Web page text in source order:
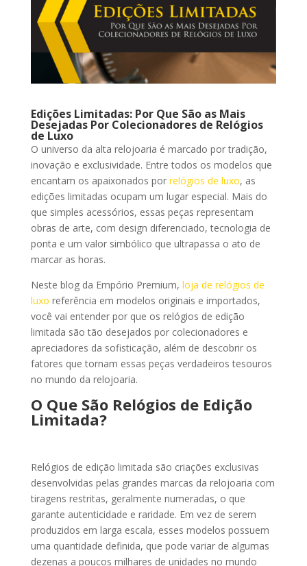
Edições Limitadas: Por Que São as Mais
Desejadas Por Colecionadores de Relógios
de Luxo
O universo da alta relojoaria é marcado por tradição,
inovação e exclusividade. Entre todos os modelos que
encantam os apaixonados por relógios de luxo, as
edições limitadas ocupam um lugar especial. Mais do
que simples acessórios, essas peças representam
obras de arte, com design diferenciado, tecnologia de
ponta e um valor simbólico que ultrapassa o ato de
marcar as horas.
Neste blog da Empório Premium, loja de relógios de
luxo referência em modelos originais e importados,
você vai entender por que os relógios de edição
limitada são tão desejados por colecionadores e
apreciadores da sofisticação, além de descobrir os
fatores que tornam essas peças verdadeiros tesouros
no mundo da relojoaria.
O Que São Relógios de Edição
Limitada?
Relógios de edição limitada são criações exclusivas
desenvolvidas pelas grandes marcas da relojoaria com
tiragens restritas, geralmente numeradas, o que
garante autenticidade e raridade. Em vez de serem
produzidos em larga escala, esses modelos possuem
uma quantidade definida, que pode variar de algumas
dezenas a poucos milhares de unidades no mundo